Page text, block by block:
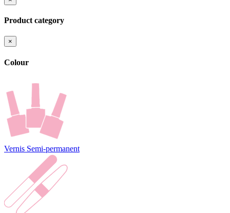
Product category
×
Colour
Vernis Semi-permanent